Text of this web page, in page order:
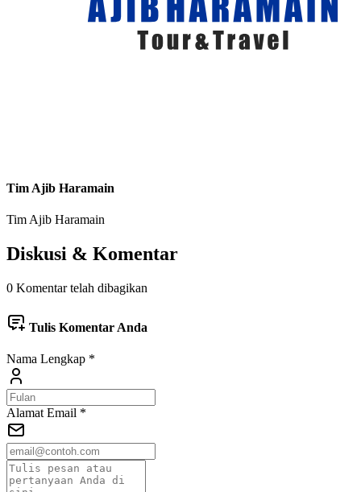
Tim Ajib Haramain
Tim Ajib Haramain
Diskusi & Komentar
0 Komentar telah dibagikan
Tulis Komentar Anda
Nama Lengkap *
Alamat Email *